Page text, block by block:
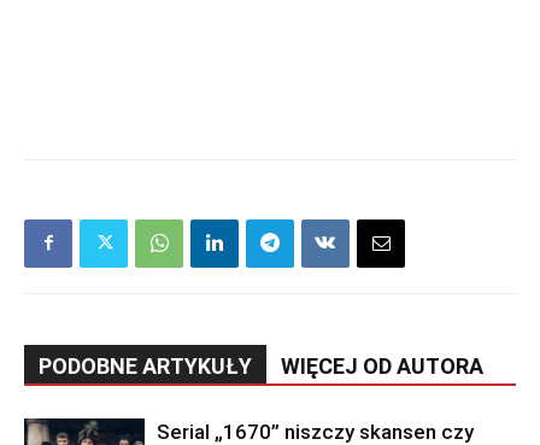
PODOBNE ARTYKUŁY WIĘCEJ OD AUTORA
Serial „1670” niszczy skansen czy